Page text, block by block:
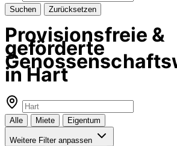
Suchen Zurücksetzen
Provisionsfreie &
geförderte
in Hart
Alle Miete Eigentum
Weitere Filter anpassen